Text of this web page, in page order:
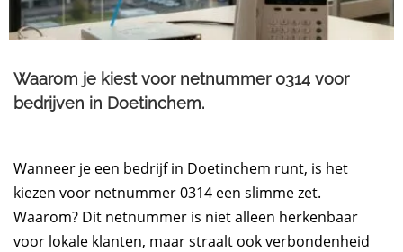
Waarom je kiest voor netnummer 0314 voor
bedrijven in Doetinchem.​
Wanneer je een bedrijf in Doetinchem runt, is het
kiezen voor netnummer 0314 een slimme zet.
Waarom? Dit netnummer is niet alleen herkenbaar
voor lokale klanten, maar straalt ook verbondenheid